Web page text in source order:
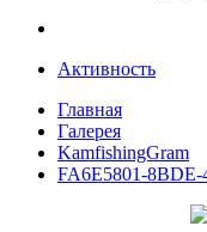
Активность
Главная
Галерея
KamfishingGram
FA6E5801-8BDE-